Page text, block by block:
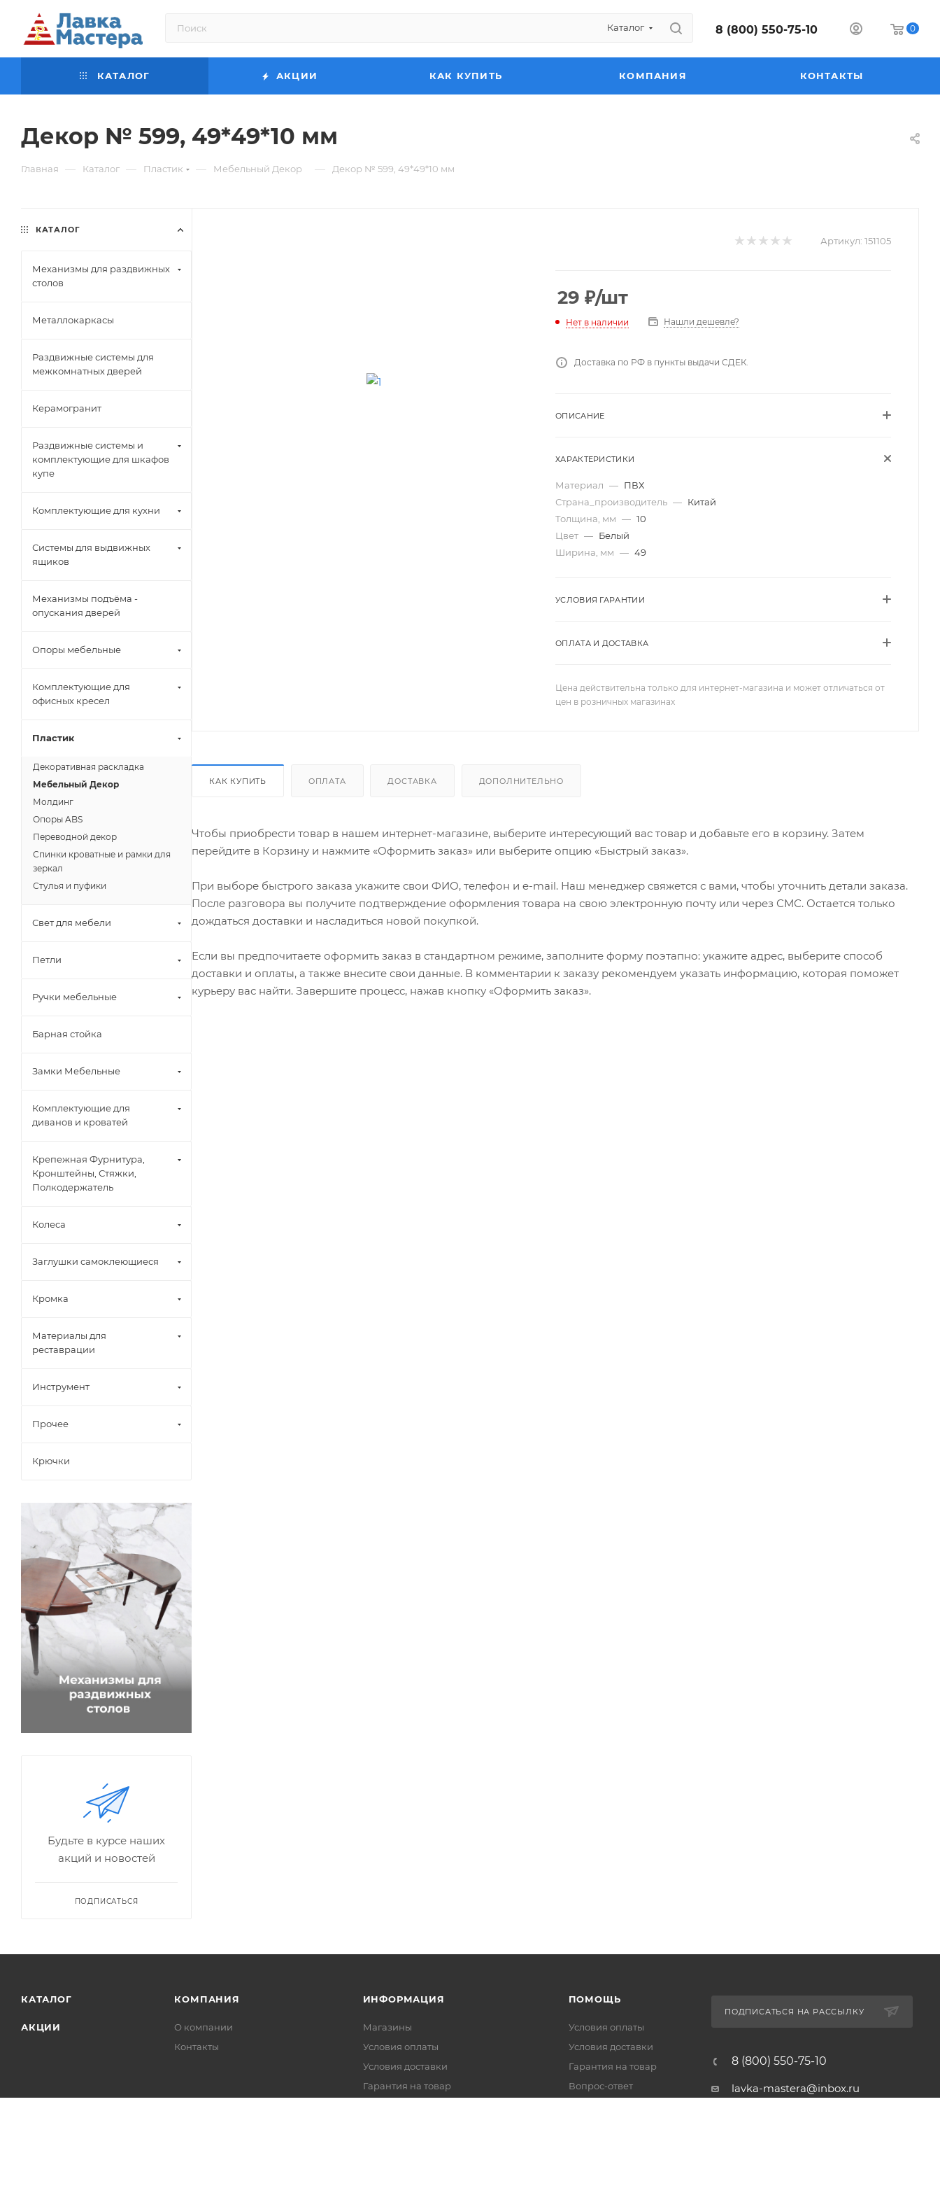
Каталог 8 (800) 550-75-10 0
КАТАЛОГ АКЦИИ КАК КУПИТЬ КОМПАНИЯ КОНТАКТЫ
Декор № 599, 49*49*10 мм
Главная — Каталог — Пластик — Мебельный Декор — Декор № 599, 49*49*10 мм
Артикул: 151105
29 ₽/шт
Нет в наличии Нашли дешевле?
Доставка по РФ в пункты выдачи СДЕК.
ОПИСАНИЕ
ХАРАКТЕРИСТИКИ
Материал — ПВХ
Страна_производитель — Китай
Толщина, мм — 10
Цвет — Белый
Ширина, мм — 49
УСЛОВИЯ ГАРАНТИИ
ОПЛАТА И ДОСТАВКА
Цена действительна только для интернет-магазина и может отличаться от
цен в розничных магазинах
КАК КУПИТЬ ОПЛАТА ДОСТАВКА ДОПОЛНИТЕЛЬНО
Чтобы приобрести товар в нашем интернет-магазине, выберите интересующий вас товар и добавьте его в корзину. Затем
перейдите в Корзину и нажмите «Оформить заказ» или выберите опцию «Быстрый заказ».
При выборе быстрого заказа укажите свои ФИО, телефон и e-mail. Наш менеджер свяжется с вами, чтобы уточнить детали заказа.
После разговора вы получите подтверждение оформления товара на свою электронную почту или через СМС. Остается только
дождаться доставки и насладиться новой покупкой.
Если вы предпочитаете оформить заказ в стандартном режиме, заполните форму поэтапно: укажите адрес, выберите способ
доставки и оплаты, а также внесите свои данные. В комментарии к заказу рекомендуем указать информацию, которая поможет
курьеру вас найти. Завершите процесс, нажав кнопку «Оформить заказ».
КАТАЛОГ
Механизмы для раздвижных
столов
Металлокаркасы
Раздвижные системы для
межкомнатных дверей
Керамогранит
Раздвижные системы и
комплектующие для шкафов
купе
Комплектующие для кухни
Системы для выдвижных
ящиков
Механизмы подъёма -
опускания дверей
Опоры мебельные
Комплектующие для
офисных кресел
Пластик
Декоративная раскладка
Мебельный Декор
Молдинг
Опоры ABS
Переводной декор
Спинки кроватные и рамки для
зеркал
Стулья и пуфики
Свет для мебели
Петли
Ручки мебельные
Барная стойка
Замки Мебельные
Комплектующие для
диванов и кроватей
Крепежная Фурнитура,
Кронштейны, Стяжки,
Полкодержатель
Колеса
Заглушки самоклеющиеся
Кромка
Материалы для
реставрации
Инструмент
Прочее
Крючки
Будьте в курсе наших
акций и новостей
ПОДПИСАТЬСЯ
КАТАЛОГ
АКЦИИ
КОМПАНИЯ
О компании
Контакты
ИНФОРМАЦИЯ
Магазины
Условия оплаты
Условия доставки
Гарантия на товар
ПОМОЩЬ
Условия оплаты
Условия доставки
Гарантия на товар
Вопрос-ответ
ПОДПИСАТЬСЯ НА РАССЫЛКУ
8 (800) 550-75-10
lavka-mastera@inbox.ru